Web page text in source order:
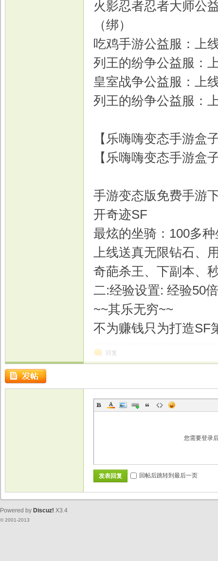
火影忍者忍者大师公
（绑）
吃鸡手游公益服：上
列王的纷争公益服：
皇室战争公益服：上
列王的纷争公益服：
【乐嗨嗨变态手游盒
【乐嗨嗨变态手游盒
手游变态版免费手游
开奇迹SF
最炫的坐骑：100多
上线送真无限钻石、
奇葩杀王、下副本、
二:经验设置: 经验50
~~其乐无穷~~
不为赚钱只为打造SF
回复
您需要登录
发表回复 回帖后跳转到最后一页
Powered by Discuz! X3.4
© 2001-2013